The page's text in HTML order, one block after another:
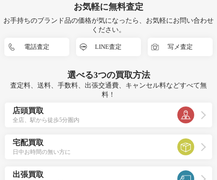
お気軽に無料査定
お手持ちのブランド品の価格が気になったら、お気軽にお問い合わせ
ください。
電話査定 LINE査定 写メ査定
選べる3つの買取方法
査定料、送料、手数料、出張交通費、キャンセル料などすべて無
料！
店頭買取
全店、駅から徒歩5分圏内
宅配買取
日中お時間の無い方に
出張買取